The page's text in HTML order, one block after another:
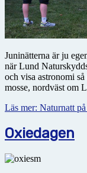
Juninätterna är ju
när Lund
och visa astronomi
mosse, nordväst om
Läs mer: Naturnatt
Oxiedagen